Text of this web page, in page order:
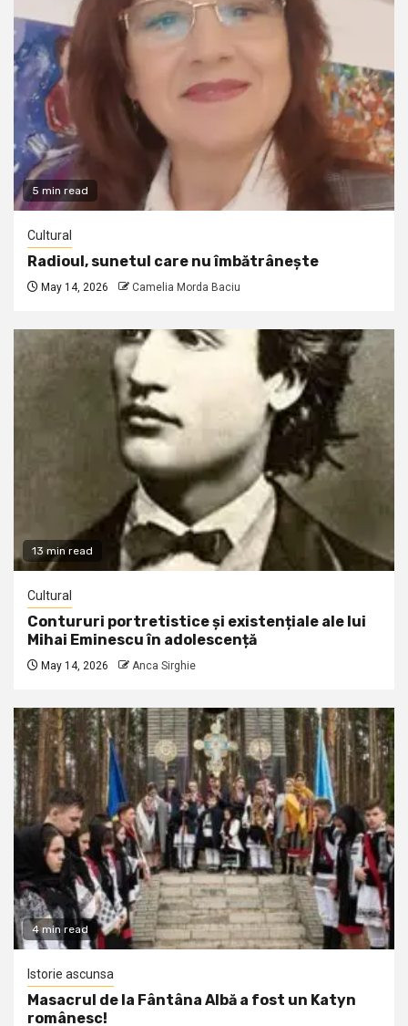
5 min read
Cultural
Radioul, sunetul care nu îmbătrânește
May 14, 2026 Camelia Morda Baciu
13 min read
Cultural
Contururi portretistice și existențiale ale lui
Mihai Eminescu în adolescență
May 14, 2026 Anca Sirghie
4 min read
Istorie ascunsa
Masacrul de la Fântâna Albă a fost un Katyn
românesc!